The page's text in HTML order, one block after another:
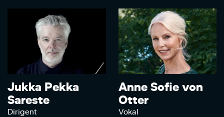
Jukka Pekka
Sareste
Dirigent
Anne Sofie von
Otter
Vokal